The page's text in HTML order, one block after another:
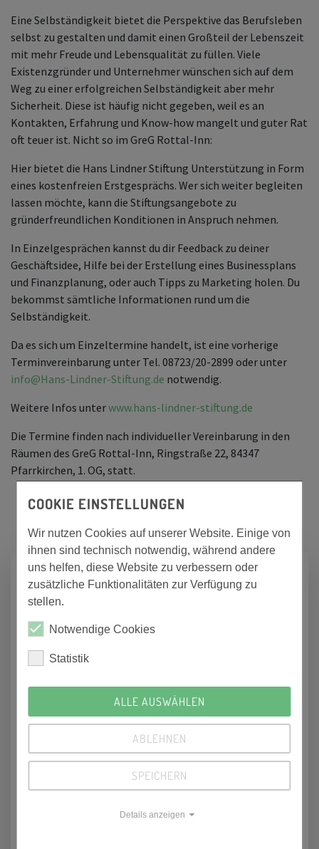
Eine Selbständigkeit bietet die Perspektive das Berufsleben
selbst zu gestalten und damit einen Großteil der Lebenszeit
mit mehr Freude und Lebensqualität zu füllen. Viele
Existenzgründer und Unternehmer wünschen sich auf dem
Weg zu einer erfolgreichen Selbständigkeit aber mehr
Sicherheit. Diese ist häufig nicht gegeben, weil es an
Kontakten, Erfahrung und Know-how mangelt und guter Rat
oft teuer ist. Nicht so im GreG Rottal-Inn:
Hier bietet die Hans Lindner Stiftung Unterstützung in Form
eines kostenfreien Erstgesprächs. Wer sich weiter begleiten
lassen möchte, kann die Stiftungsangebote zu
gründerfreundlichen Konditionen in Anspruch nehmen.
In Einzelgesprächen kannst du dir Feedback zu deiner
Geschäftsidee, Hilfe bei der Erstellung eines Businessplans
und Finanzplanung, oder auch Tipps zu Marketing holen. Du
bekommst sämtliche Informationen rund um die
Selbständigkeit.
Da es sich um Einzeltermine handelt, ist eine vorherige
Terminvereinbarung unter Tel. 08723/20-2899 oder unter
info@Hans-Lindner-Stiftung.de notwendig.
Weitere Infos unterwww.hans-lindner-stiftung.de
Die Termine finden nach individueller Vereinbarung in den
Räumen des GreG Rottal-Inn, Ringstraße 22, 84347
Pfarrkirchen, 1. OG, statt.
COOKIE EINSTELLUNGEN
Wir nutzen Cookies auf unserer Website. Einige von
ihnen sind technisch notwendig, während andere
uns helfen, diese Website zu verbessern oder
zusätzliche Funktionalitäten zur Verfügung zu
stellen.
Notwendige Cookies
Statistik
ALLE AUSWÄHLEN
ABLEHNEN
SPEICHERN
Details anzeigen